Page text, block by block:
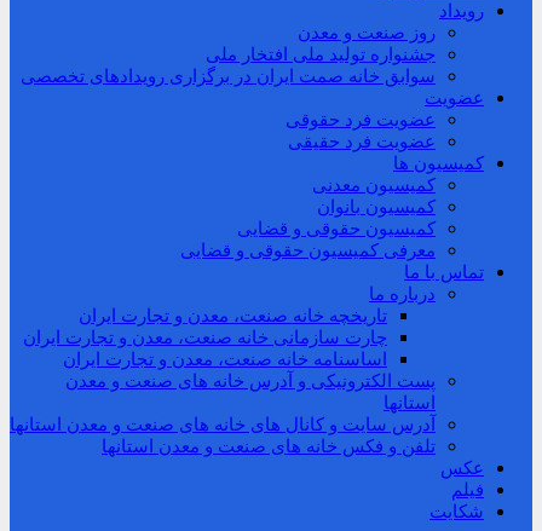
رویداد
روز صنعت و معدن
جشنواره تولید ملی افتخار ملی
سوابق خانه صمت ایران در برگزاری رویدادهای تخصصی
عضویت
عضویت فرد حقوقی
عضویت فرد حقیقی
کمیسیون ها
کمیسیون معدنی
کمیسیون بانوان
کمیسیون حقوقی و قضایی
معرفی کمیسیون حقوقی و قضایی
تماس با ما
درباره ما
تاریخچه خانه صنعت، معدن و تجارت ایران
چارت سازمانی خانه صنعت، معدن و تجارت ایران
اساسنامه خانه صنعت، معدن و تجارت ایران
پست الکترونیکی و آدرس خانه های صنعت و معدن
استانها
آدرس سایت و کانال های خانه های صنعت و معدن استانها
تلفن و فکس خانه های صنعت و معدن استانها
عکس
فیلم
شکایت